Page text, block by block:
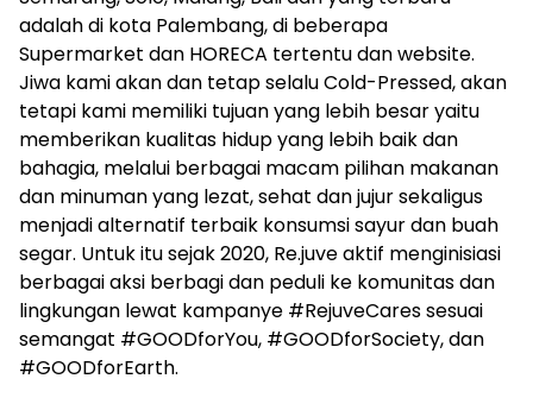
adalah di kota Palembang, di beberapa
Supermarket dan HORECA tertentu dan website.
Jiwa kami akan dan tetap selalu Cold-Pressed, akan
tetapi kami memiliki tujuan yang lebih besar yaitu
memberikan kualitas hidup yang lebih baik dan
bahagia, melalui berbagai macam pilihan makanan
dan minuman yang lezat, sehat dan jujur sekaligus
menjadi alternatif terbaik konsumsi sayur dan buah
segar. Untuk itu sejak 2020, Re.juve aktif menginisiasi
berbagai aksi berbagi dan peduli ke komunitas dan
lingkungan lewat kampanye #RejuveCares sesuai
semangat #GOODforYou, #GOODforSociety, dan
#GOODforEarth.